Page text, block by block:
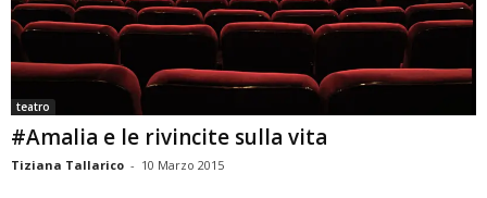
teatro
#Amalia e le rivincite sulla vita
Tiziana Tallarico - 10 Marzo 2015